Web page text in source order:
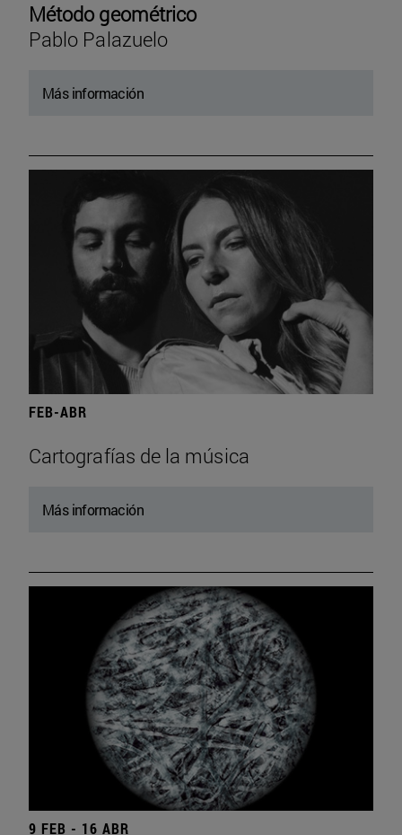
Método geométrico
Pablo Palazuelo
Más información
FEB-ABR
Cartografías de la música
Más información
9 FEB - 16 ABR